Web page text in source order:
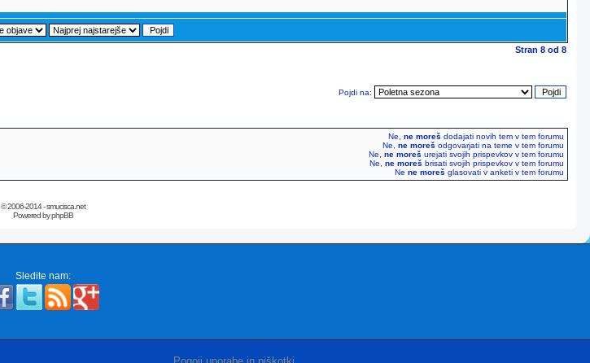
Stran 8 od 8
Pojdi na:
Ne, ne moreš dodajati novih tem v tem forumu
Ne, ne moreš odgovarjati na teme v tem forumu
Ne, ne moreš urejati svojih prispevkov v tem forumu
Ne, ne moreš brisati svojih prispevkov v tem forumu
Ne ne moreš glasovati v anketi v tem forumu
© 2006-2014 - smucisca.net
Powered by phpBB
Sledite nam: